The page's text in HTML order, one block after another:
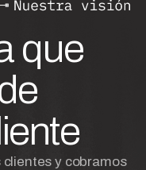
que
y cobramos